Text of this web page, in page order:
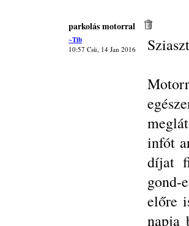
parkolás motorral
~Tib
10:57 Csü, 14 Jan 2016
infót
díjat
gond-
előre
napja